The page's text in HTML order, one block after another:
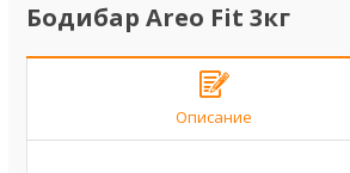
Бодибар Areo Fit 3кг
Описание